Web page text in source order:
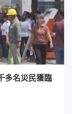
多名災民獲臨